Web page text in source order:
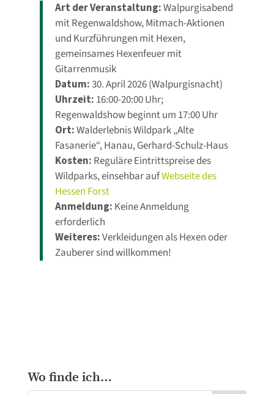
Art der Veranstaltung:Walpurgisabend
mit Regenwaldshow, Mitmach-Aktionen
und Kurzführungen mit Hexen,
gemeinsames Hexenfeuer mit
Gitarrenmusik
Datum:30. April 2026 (Walpurgisnacht)
Uhrzeit: 16:00-20:00 Uhr;
Regenwaldshow beginnt um 17:00 Uhr
Ort:Walderlebnis Wildpark „Alte
Fasanerie“, Hanau, Gerhard-Schulz-Haus
Kosten: Reguläre Eintrittspreise des
Wildparks, einsehbar aufWebseite des
Hessen Forst
Anmeldung: Keine Anmeldung
erforderlich
Weiteres:Verkleidungen als Hexen oder
Zauberer sind willkommen!
Wo finde ich…